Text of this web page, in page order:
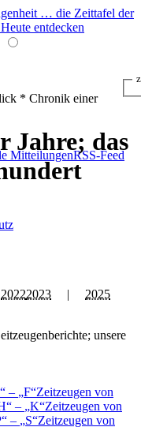
… die Zeittafel der
entdecken
* Chronik einer
MitteilungenRSS-Feed
20222023 | 2025
unsere
– F Zeitzeugen von
– K Zeitzeugen von
– S Zeitzeugen von
Jahre; das